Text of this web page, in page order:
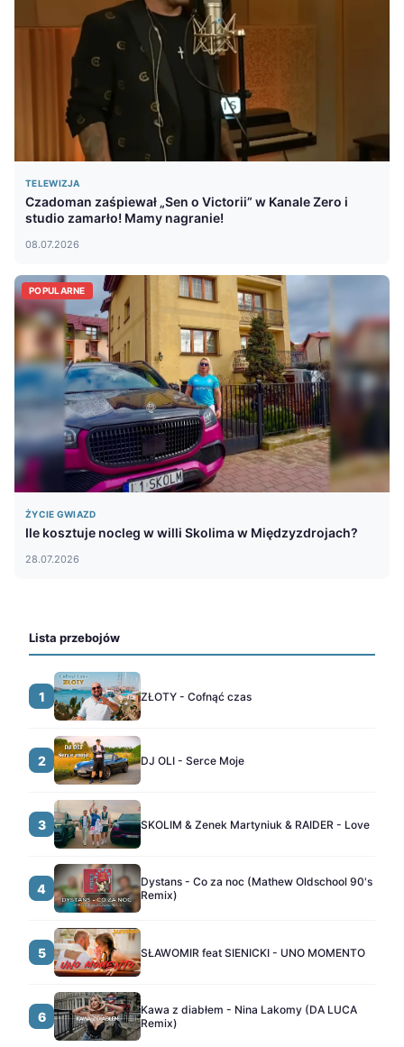
TELEWIZJA
Czadoman zaśpiewał „Sen o Victorii” w Kanale Zero i
studio zamarło! Mamy nagranie!
08.07.2026
POPULARNE
ŻYCIE GWIAZD
Ile kosztuje nocleg w willi Skolima w Międzyzdrojach?
28.07.2026
Lista przebojów
1 ZŁOTY - Cofnąć czas
2 DJ OLI - Serce Moje
3 SKOLIM & Zenek Martyniuk & RAIDER - Love
4
Dystans - Co za noc (Mathew Oldschool 90's
Remix)
5 SŁAWOMIR feat SIENICKI - UNO MOMENTO
6
Kawa z diabłem - Nina Lakomy (DA LUCA
Remix)